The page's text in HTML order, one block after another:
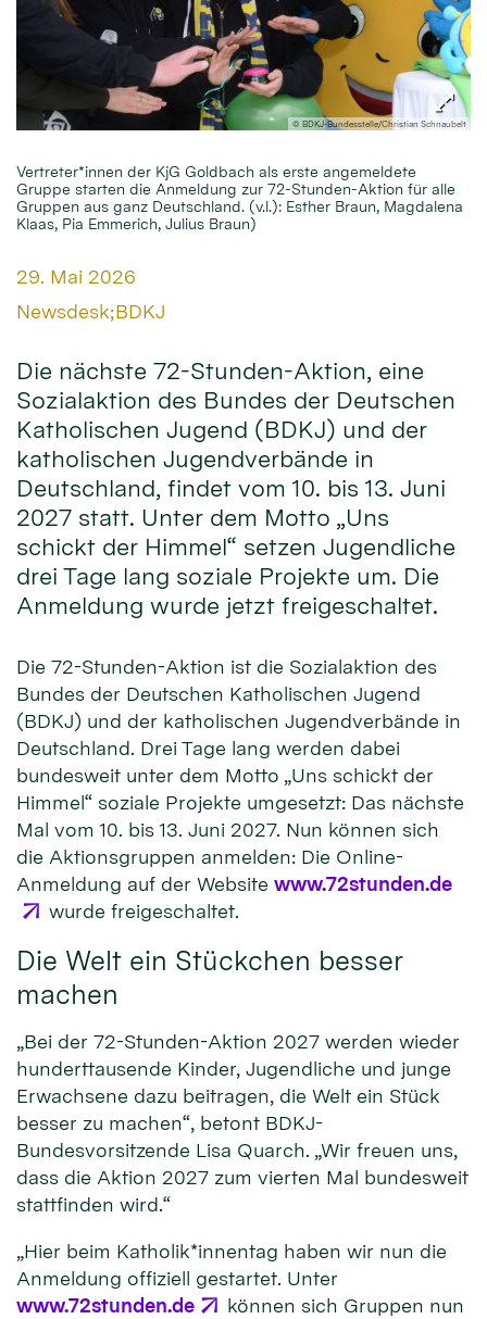
© BDKJ-Bundesstelle/Christian Schnaubelt
Vertreter*innen der KjG Goldbach als erste angemeldete
Gruppe starten die Anmeldung zur 72-Stunden-Aktion für alle
Gruppen aus ganz Deutschland. (v.l.): Esther Braun, Magdalena
Klaas, Pia Emmerich, Julius Braun)
Datum:
29. Mai 2026
Von:
Newsdesk;BDKJ
Die nächste 72-Stunden-Aktion, eine
Sozialaktion des Bundes der Deutschen
Katholischen Jugend (BDKJ) und der
katholischen Jugendverbände in
Deutschland, findet vom 10. bis 13. Juni
2027 statt. Unter dem Motto „Uns
schickt der Himmel“ setzen Jugendliche
drei Tage lang soziale Projekte um. Die
Anmeldung wurde jetzt freigeschaltet.
Die 72-Stunden-Aktion ist die Sozialaktion des
Bundes der Deutschen Katholischen Jugend
(BDKJ) und der katholischen Jugendverbände in
Deutschland. Drei Tage lang werden dabei
bundesweit unter dem Motto „Uns schickt der
Himmel“ soziale Projekte umgesetzt: Das nächste
Mal vom 10. bis 13. Juni 2027. Nun können sich
die Aktionsgruppen anmelden: Die Online-
Anmeldung auf der Website www.72stunden.de
wurde freigeschaltet.
Die Welt ein Stückchen besser
machen
„Bei der 72-Stunden-Aktion 2027 werden wieder
hunderttausende Kinder, Jugendliche und junge
Erwachsene dazu beitragen, die Welt ein Stück
besser zu machen“, betont BDKJ-
Bundesvorsitzende Lisa Quarch. „Wir freuen uns,
dass die Aktion 2027 zum vierten Mal bundesweit
stattfinden wird.“
„Hier beim Katholik*innentag haben wir nun die
Anmeldung offiziell gestartet. Unter
www.72stunden.de
können sich Gruppen nun